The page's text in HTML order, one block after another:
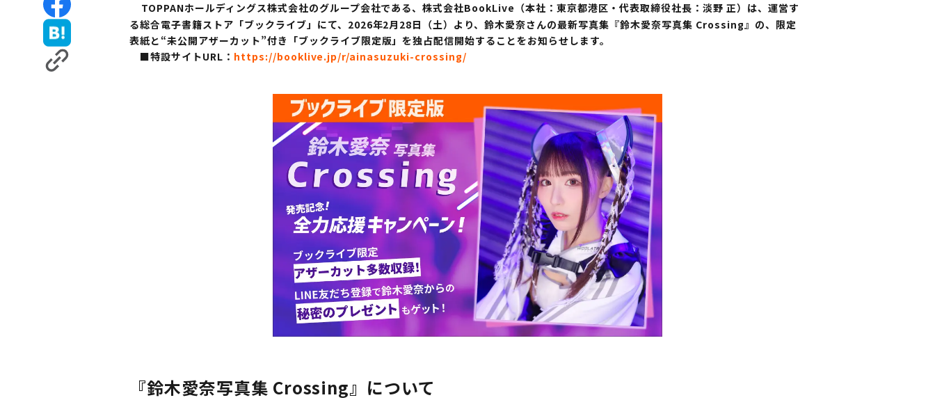
TOPPANホールディングス株式会社のグループ会社である、株式会社BookLive（本社：東京都港区・代表取締役社長：淡野 正）は、運営す
る総合電子書籍ストア「ブックライブ」にて、2026年2月28日（土）より、鈴木愛奈さんの最新写真集『鈴木愛奈写真集 Crossing』の、限定
表紙と“未公開アザーカット”付き「ブックライブ限定版」を独占配信開始することをお知らせします。
■特設サイトURL： https://booklive.jp/r/ainasuzuki-crossing/
『鈴木愛奈写真集 Crossing』について